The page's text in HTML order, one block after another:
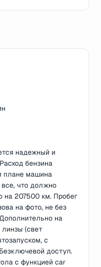
надежный и
бензина
плане машина
что должно
на 207500 км. Пробег
на фото, не без
на
(свет
с
доступ.
с функцией car